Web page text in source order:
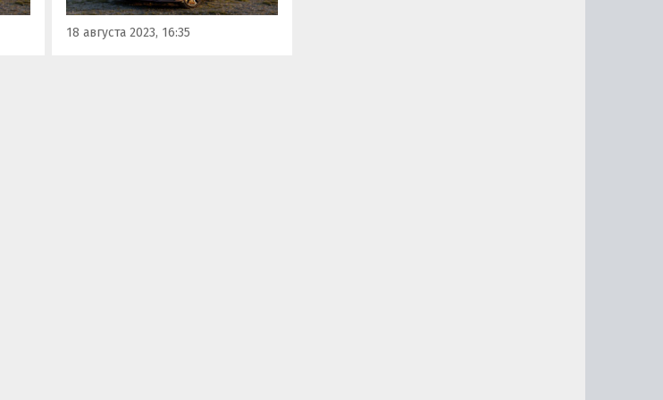
седан Passion.
18 августа 2023, 16:35